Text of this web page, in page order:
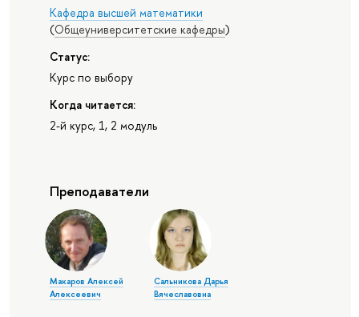
Кафедра высшей математики
(Общеуниверситетские кафедры)
Статус:
Курс по выбору
Когда читается:
2-й курс, 1, 2 модуль
Преподаватели
Макаров Алексей
Алексеевич
Сальникова Дарья
Вячеславовна